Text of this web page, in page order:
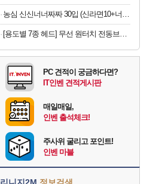
농심 신신너너짜짜 30입 (신라면10+너구리10+짜파게티10)
[용도별 7종 헤드] 무선 원터치 전동브러쉬 청소솔스틱오늘출발
PC 견적이 궁금하다면?
IT인벤 견적게시판
매일매일,
인벤 출석체크!
주사위 굴리고 포인트!
인벤 마블